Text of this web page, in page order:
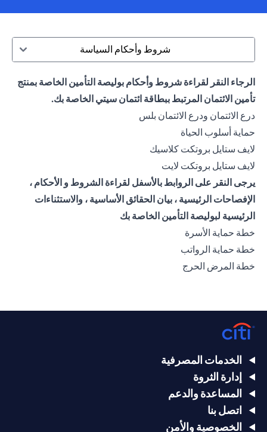
شروط وأحكام السياسة
الرجاء النقر لقراءة شروط وأحكام بوليصة التأمين الخاصة بمنتج
تأمين الائتمان المرتبط ببطاقة ائتمان سيتي الخاصة بك.
درع الائتمان ودرع الائتمان بلس
حماية أسلوب الحياة
لايف ستايل بروتكت كلاسيك
لايف ستايل بروتكت لايت
يرجى النقر على الروابط بالأسفل لقراءة الشروط و الأحكام ،
الإفصاحات الرئيسية ، بيان الحقائق الأساسية ، والاستثناءات
الرئيسية لبوليصة التأمين الخاصة بك
خطة حماية الأسرة
خطة حماية الرواتب
خطة المرض الحرج
الخدمات المصرفية
إدارة الثروة
المساعدة والدعم
اتصل بنا
الخصوصية والأمن